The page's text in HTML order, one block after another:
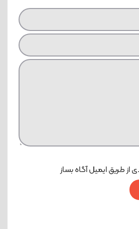
از طریق ایمیل آگاه بساز